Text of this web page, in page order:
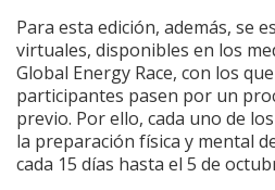
Para esta edición, además, se
virtuales, disponibles en los
Global Energy Race, con los
participantes pasen por un
previo. Por ello, cada uno de
la preparación física y mental
cada 15 días hasta el 5 de